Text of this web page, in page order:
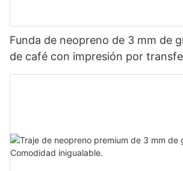
Funda de neopreno de 3 mm de
de café con impresión por
completa.